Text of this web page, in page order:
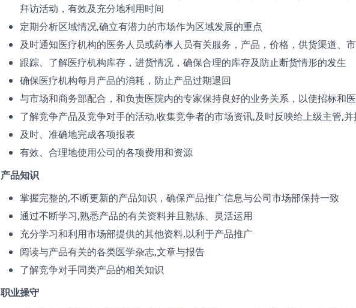
拜访活动，有效及充分地利用时间
定期分析区域情况,确立有潜力的市场作为区域发展的重点
及时通知医疗机构的医务人员或药事人员有关服务，产品，价格，供货渠道、
跟踪、了解医疗机构库存，进货情况，确保合理的库存及防止断货情形的发生
确保医疗机构每月产品的消耗，防止产品过期退回
与市场和商务部配合，和负责医院内的专家保持良好的业务关系，以使招标和
了解竞争产品及竞争对手的活动,收集竞争者的市场资讯,及时反映给上级主管,
及时、准确地完成各项报表
有效、合理地使用公司的各项费用和资源
产品知识
掌握完整的,不断更新的产品知识，确保产品推广信息与公司市场部保持一致
通过不断学习,熟悉产品的有关资料并且熟练、灵活运用
充分学习和利用市场部提供的其他资料,以利于产品推广
阅读与产品有关的各类医学杂志,文章与报告
了解竞争对手同类产品的相关知识
职业操守